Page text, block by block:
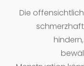
Die